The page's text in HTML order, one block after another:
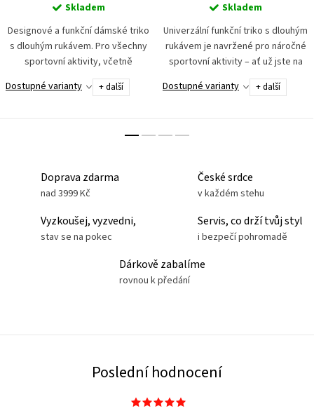
Skladem
Designové a funkční dámské triko
s dlouhým rukávem. Pro všechny
sportovní aktivity, včetně
motosportu. Dotykově velmi
příjemný materiál. Podporuje
Dostupné varianty + další
Skladem
Univerzální funkční triko s dlouhým
rukávem je navržené pro náročné
sportovní aktivity – ať už jste na
motorce, na tréninku nebo na
výšlapu. Vyrobeno z dotykově
Dostupné varianty + další
Doprava zdarma
nad 3999 Kč
České srdce
v každém stehu
Vyzkoušej, vyzvedni,
stav se na pokec
Servis, co drží tvůj styl
i bezpečí pohromadě
Dárkově zabalíme
rovnou k předání
Poslední hodnocení